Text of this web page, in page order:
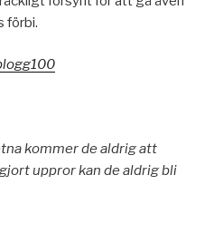
förbi.
kommer de aldrig att
uppror kan de aldrig bli